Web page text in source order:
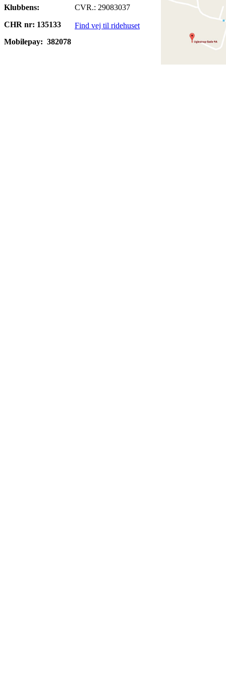
Klubbens:
CHR nr: 135133
Mobilepay: 382078
CVR.: 29083037
Find vej til ridehuset